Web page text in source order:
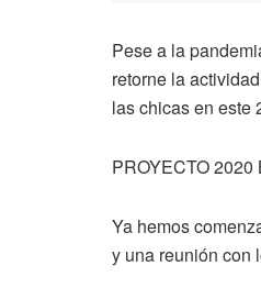
Pese a la
retorne la
las chicas en este
PROYECTO
Ya hemos
y una reunión con